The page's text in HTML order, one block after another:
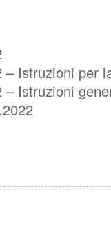
Istruzioni per
– Istruzioni